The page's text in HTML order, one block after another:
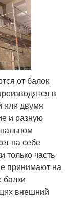
от балок
в
или двумя
и разную
на себе
только часть
принимают на
балки
внешний